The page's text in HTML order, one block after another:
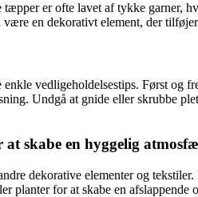
er ofte lavet af tykke garner,
en dekorativt element, der
vedligeholdelsestips. Først og
Undgå at gnide eller skrubbe
skabe en hyggelig
dekorative elementer og
for at skabe en